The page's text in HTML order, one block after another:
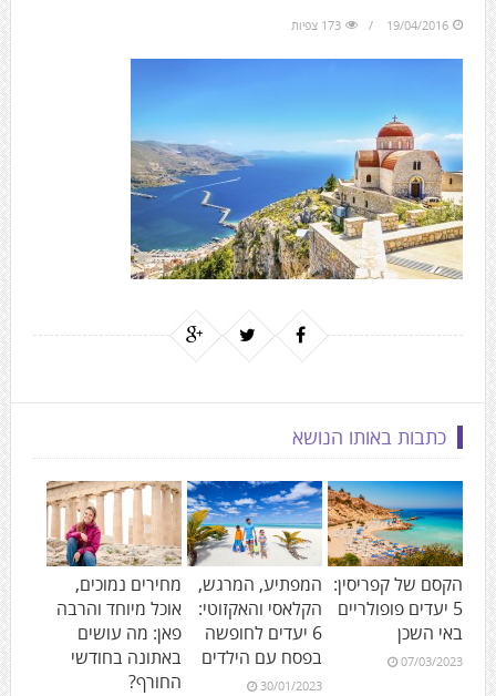
19/04/2016 173 צפיות
כתבות באותו הנושא
הקסם של קפריסין:
5 יעדים פופולריים
באי השכן
07/03/2023
המפתיע, המרגש,
הקלאסי והאקזוטי:
6 יעדים לחופשה
בפסח עם הילדים
30/01/2023
מחירים נמוכים,
אוכל מיוחד והרבה
פאן: מה עושים
באתונה בחודשי
החורף?